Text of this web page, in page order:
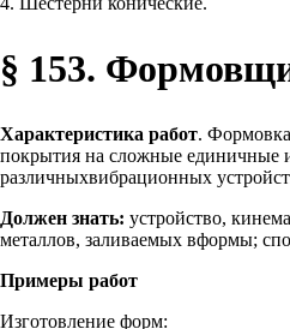
§ 153.
Характеристика работ.
покрытия на сложные единичные
различныхвибрационных
Должен знать: устройство,
металлов, заливаемых вформы;
Примеры работ
Изготовление форм: